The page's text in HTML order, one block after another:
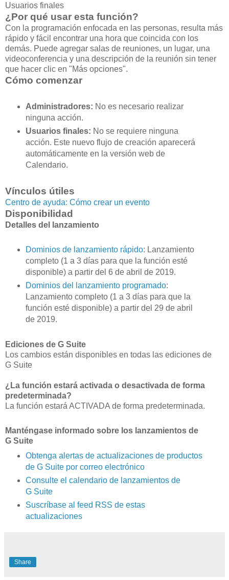
Usuarios finales
¿Por qué usar esta función?
Con la programación enfocada en las personas, resulta más
rápido y fácil encontrar una hora que coincida con los
demás. Puede agregar salas de reuniones, un lugar, una
videoconferencia y una descripción de la reunión sin tener
que hacer clic en "Más opciones".
Cómo comenzar
Administradores: No es necesario realizar
ninguna acción.
Usuarios finales: No se requiere ninguna
acción. Este nuevo flujo de creación aparecerá
automáticamente en la versión web de
Calendario.
Vínculos útiles
Centro de ayuda: Cómo crear un evento
Disponibilidad
Detalles del lanzamiento
Dominios de lanzamiento rápido: Lanzamiento
completo (1 a 3 días para que la función esté
disponible) a partir del 6 de abril de 2019.
Dominios del lanzamiento programado:
Lanzamiento completo (1 a 3 días para que la
función esté disponible) a partir del 29 de abril
de 2019.
Ediciones de G Suite
Los cambios están disponibles en todas las ediciones de
G Suite
¿La función estará activada o desactivada de forma
predeterminada?
La función estará ACTIVADA de forma predeterminada.
Manténgase informado sobre los lanzamientos de
G Suite
Obtenga alertas de actualizaciones de productos
de G Suite por correo electrónico
Consulte el calendario de lanzamientos de
G Suite
Suscríbase al feed RSS de estas
actualizaciones
Share